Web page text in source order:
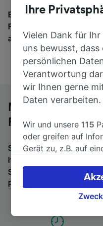
Egal, wohin die Reise
Finden Sie hier
als 170 Bahn- und
Mit dem Fernbus
Rom
Suchen Sie nach einem
hier entlang:
Sie lieber mit dem Zug
Padova bis Rom
Ihre
Vielen Dank für
uns bewusst,
persönlichen
Verantwortung
wir Ihnen gerne
Daten verarbeiten.
Wir und unsere115
oder greifen auf
Gerät zu, z.B. auf
verarbeiten. Sie
akzeptieren oder
Ihres
besuchen Sie